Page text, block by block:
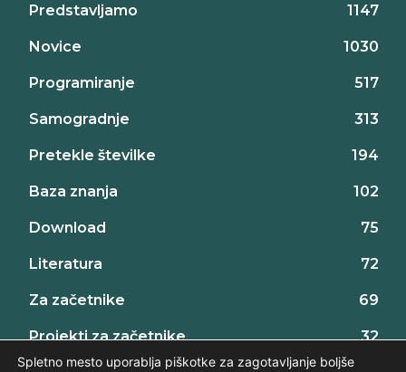
Predstavljamo 1147
Novice 1030
Programiranje 517
Samogradnje 313
Pretekle številke 194
Baza znanja 102
Download 75
Literatura 72
Za začetnike 69
Projekti za začetnike 32
Spletno mesto uporablja piškotke za zagotavljanje boljše